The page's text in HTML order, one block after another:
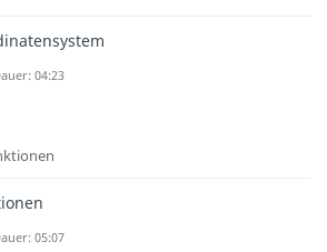
04:23
05:07